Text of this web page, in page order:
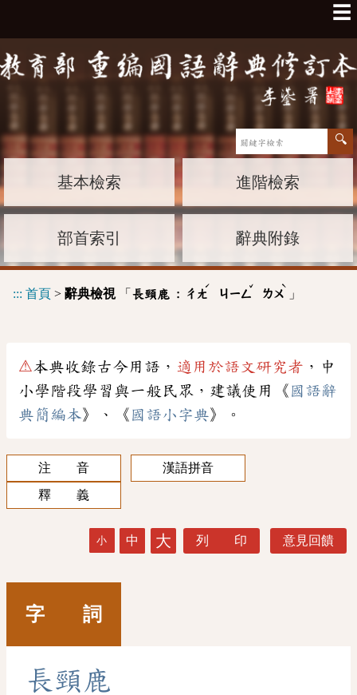
☰
基本檢索 進階檢索
部首索引 辭典附錄
::: 首頁 > 辭典檢視「 長頸鹿 : ㄔㄤ
ˊ
ㄐㄧㄥ
ˇ
ㄌㄨ
ˋ
」
⚠本典收錄古今用語， 適用於語文研究者 ，中
小學階段學習與一般民眾，建議使用《 國語辭
典簡編本》、《 國語小字典》。
注 音
漢語拼音
釋 義
小 中 大 列 印 意見回饋
字 詞
長頸 鹿